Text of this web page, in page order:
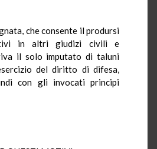
che consente il prodursi
in altri giudizi civili e
il solo imputato di taluni
del diritto di difesa,
con gli invocati principi